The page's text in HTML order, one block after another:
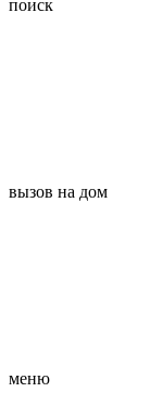
поиск
вызов на дом
меню